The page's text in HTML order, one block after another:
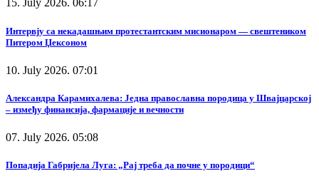
15. July 2026. 06:17
Интервју са некадашњим протестантским мисионаром — свештеником
Питером Џексоном
10. July 2026. 07:01
Александра Карамихалева: Једна православна породица у Швајцарској
– између финансија, фармације и вечности
07. July 2026. 05:08
Попадија Габријела Луга: „Рај треба да почне у породици“